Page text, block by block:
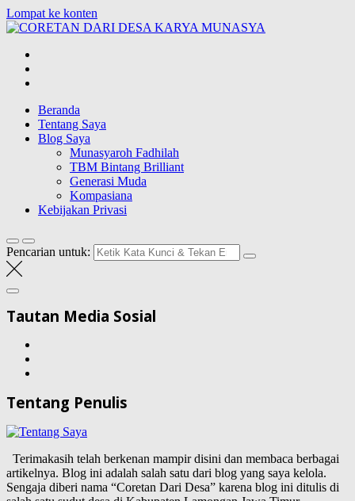
Lompat ke konten
Blog Wong Ndeso yang ingin berbagi berbagai hal di sekitarnya
Beranda
Tentang Saya
Blog Saya
Munasyaroh Fadhilah
TBM Bintang Brilliant
Generasi Muda
Kompasiana
Kebijakan Privasi
Pencarian untuk:
Tautan Media Sosial
Tentang Penulis
Terimakasih telah berkenan mampir disini dan membaca berbagai
artikelnya. Blog ini adalah salah satu dari blog yang saya kelola.
Sengaja diberi nama “Coretan Dari Desa” karena blog ini ditulis di